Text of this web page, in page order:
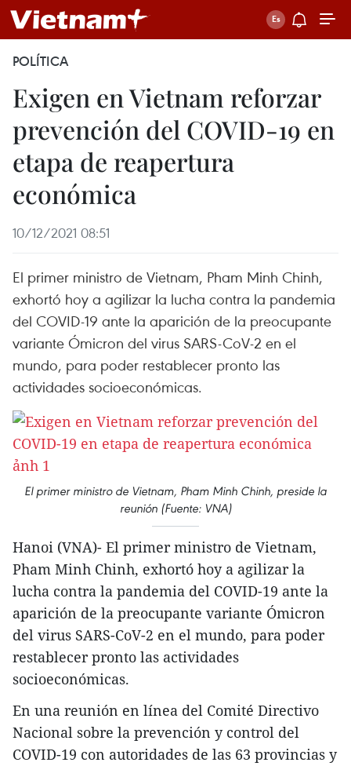
POLÍTICA
Exigen en Vietnam reforzar
prevención del COVID-19 en
etapa de reapertura
económica
10/12/2021 08:51
El primer ministro de Vietnam, Pham Minh Chinh,
exhortó hoy a agilizar la lucha contra la pandemia
del COVID-19 ante la aparición de la preocupante
variante Ómicron del virus SARS-CoV-2 en el
mundo, para poder restablecer pronto las
actividades socioeconómicas.
El primer ministro de Vietnam, Pham Minh Chinh, preside la
reunión (Fuente: VNA)
Hanoi (VNA)- El primer ministro de Vietnam,
Pham Minh Chinh, exhortó hoy a agilizar la
lucha contra la pandemia del COVID-19 ante la
aparición de la preocupante variante Ómicron
del virus SARS-CoV-2 en el mundo, para poder
restablecer pronto las actividades
socioeconómicas.
En una reunión en línea del Comité Directivo
Nacional sobre la prevención y control del
COVID-19 con autoridades de las 63 provincias y